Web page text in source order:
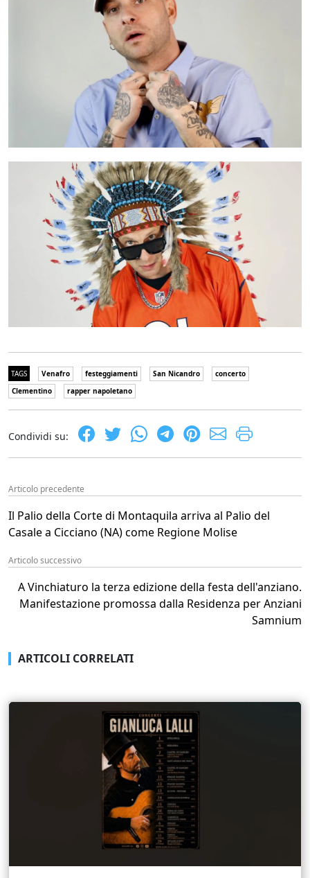
TAGS Venafro festeggiamenti San Nicandro
concerto
Clementino
rapper napoletano
Condividi su:
Articolo precedente
Il Palio della Corte di Montaquila arriva al Palio del
Casale a Cicciano (NA) come Regione Molise
Articolo successivo
A Vinchiaturo la terza edizione della festa dell'anziano.
Manifestazione promossa dalla Residenza per Anziani
Samnium
ARTICOLI CORRELATI